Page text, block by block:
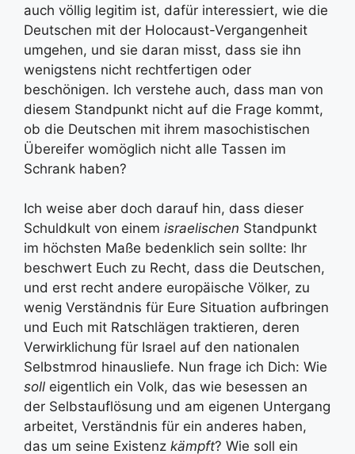
auch völlig legitim ist, dafür interessiert, wie die
Deutschen mit der Holocaust-Vergangenheit
umgehen, und sie daran misst, dass sie ihn
wenigstens nicht rechtfertigen oder
beschönigen. Ich verstehe auch, dass man von
diesem Standpunkt nicht auf die Frage kommt,
ob die Deutschen mit ihrem masochistischen
Übereifer womöglich nicht alle Tassen im
Schrank haben?
Ich weise aber doch darauf hin, dass dieser
Schuldkult von einem israelischen Standpunkt
im höchsten Maße bedenklich sein sollte: Ihr
beschwert Euch zu Recht, dass die Deutschen,
und erst recht andere europäische Völker, zu
wenig Verständnis für Eure Situation aufbringen
und Euch mit Ratschlägen traktieren, deren
Verwirklichung für Israel auf den nationalen
Selbstmrod hinausliefe. Nun frage ich Dich: Wie
soll eigentlich ein Volk, das wie besessen an
der Selbstauflösung und am eigenen Untergang
arbeitet, Verständnis für ein anderes haben,
das um seine Existenz kämpft? Wie soll ein